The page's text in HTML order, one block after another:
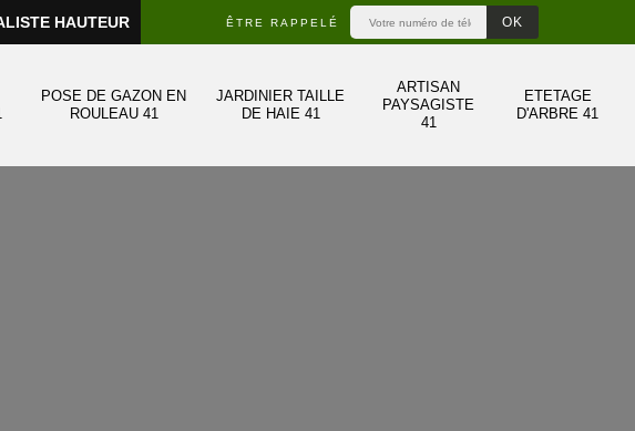
HAUTEUR ÊTRE RAPPELÉ
POSE DE GAZON EN
ROULEAU 41
JARDINIER TAILLE
DE HAIE 41
ARTISAN
PAYSAGISTE
41
ETETAGE
D'ARBRE 41